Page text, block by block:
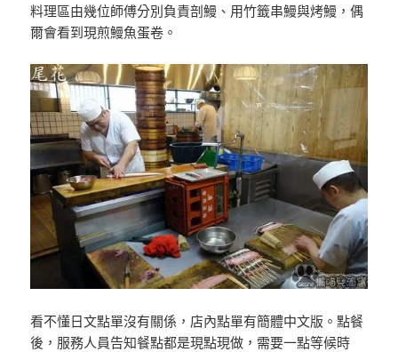
料理區由幾位師傅分別負責剖鰻、用竹籤串鰻與烤鰻，偶
爾會看到現煎鰻魚蛋卷。
看不懂日文點單沒有關係，店內點單有簡體中文版。點餐
後，服務人員告知餐點都是現點現做，需要一點等候時